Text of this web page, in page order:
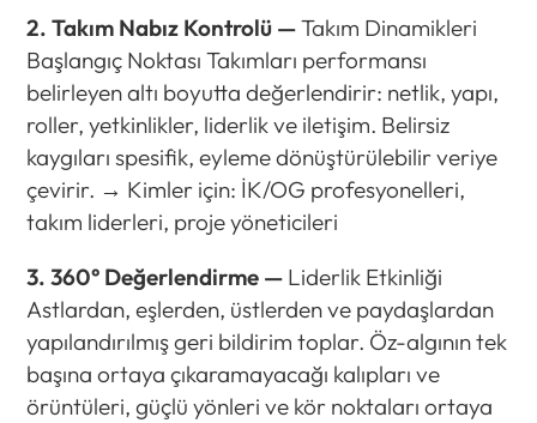
2. Takım Nabız Kontrolü —Takım Dinamikleri
Başlangıç Noktası Takımları performansı
belirleyen altı boyutta değerlendirir: netlik, yapı,
roller, yetkinlikler, liderlik ve iletişim. Belirsiz
kaygıları spesifik, eyleme dönüştürülebilir veriye
çevirir. → Kimler için: İK/OG profesyonelleri,
takım liderleri, proje yöneticileri
3. 360° Değerlendirme — Liderlik Etkinliği
Astlardan, eşlerden, üstlerden ve paydaşlardan
yapılandırılmış geri bildirim toplar. Öz-algının tek
başına ortaya çıkaramayacağı kalıpları ve
örüntüleri, güçlü yönleri ve kör noktaları ortaya